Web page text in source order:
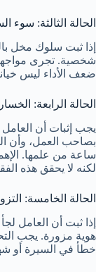
الحالة الثالثة: سوء
إذا ثبت سلوك مخل
شخصية. تجرى مواجهة
ضعف الأداء ليس خيانة
الحالة الرابعة:
يجب إثبات أن العامل
ساعة من علمها.
لكنه لا يحقق هذه
الحالة الخامسة:
إذا ثبت أن العامل
هوية مزورة. يجب
خطأ في السيرة أو